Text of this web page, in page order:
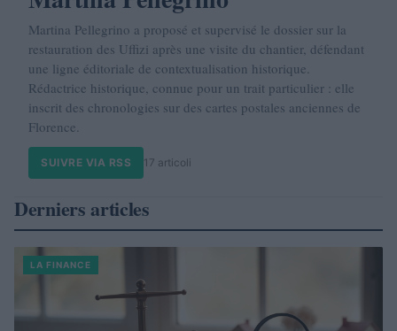
Martina Pellegrino a proposé et supervisé le dossier sur la
restauration des Uffizi après une visite du chantier, défendant
une ligne éditoriale de contextualisation historique.
Rédactrice historique, connue pour un trait particulier : elle
inscrit des chronologies sur des cartes postales anciennes de
Florence.
SUIVRE VIA RSS 17 articoli
Derniers articles
LA FINANCE